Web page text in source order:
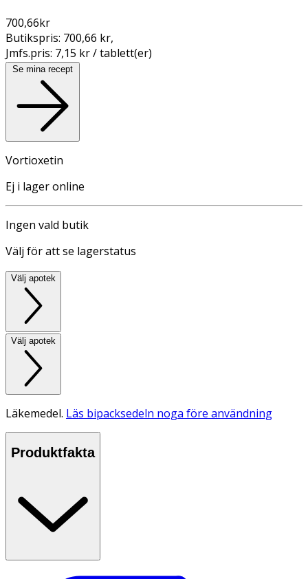
700,66kr
Butikspris: 700,66 kr,
Jmfs.pris: 7,15 kr / tablett(er)
Se mina recept
Vortioxetin
Ej i lager online
Ingen vald butik
Välj för att se lagerstatus
Välj apotek
Välj apotek
Läkemedel. Läs bipacksedeln noga före användning
Produktfakta